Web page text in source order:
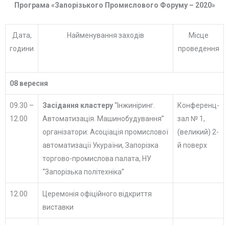
Програма «Запорізького Промислового Форуму – 2020»
Дата,
години
Найменування заходів
Місце
проведення
08 вересня
09.30 –
12.00
Засідання кластеру“Інжиніринг.
Автоматизація. Машинобудування”
організатори: Асоціація промислової
автоматизації Укураїни, Запорізка
торгово-промислова палата, НУ
“Запорізька політехніка”
Конференц-
зал № 1,
(великий) 2-
й поверх
12.00
Церемонія офіційного відкриття
виставки